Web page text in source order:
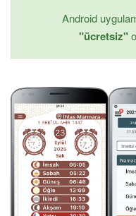
Android
"ücretsiz"